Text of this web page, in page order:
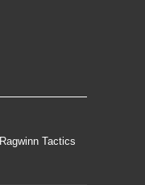
Ragwinn Tactics